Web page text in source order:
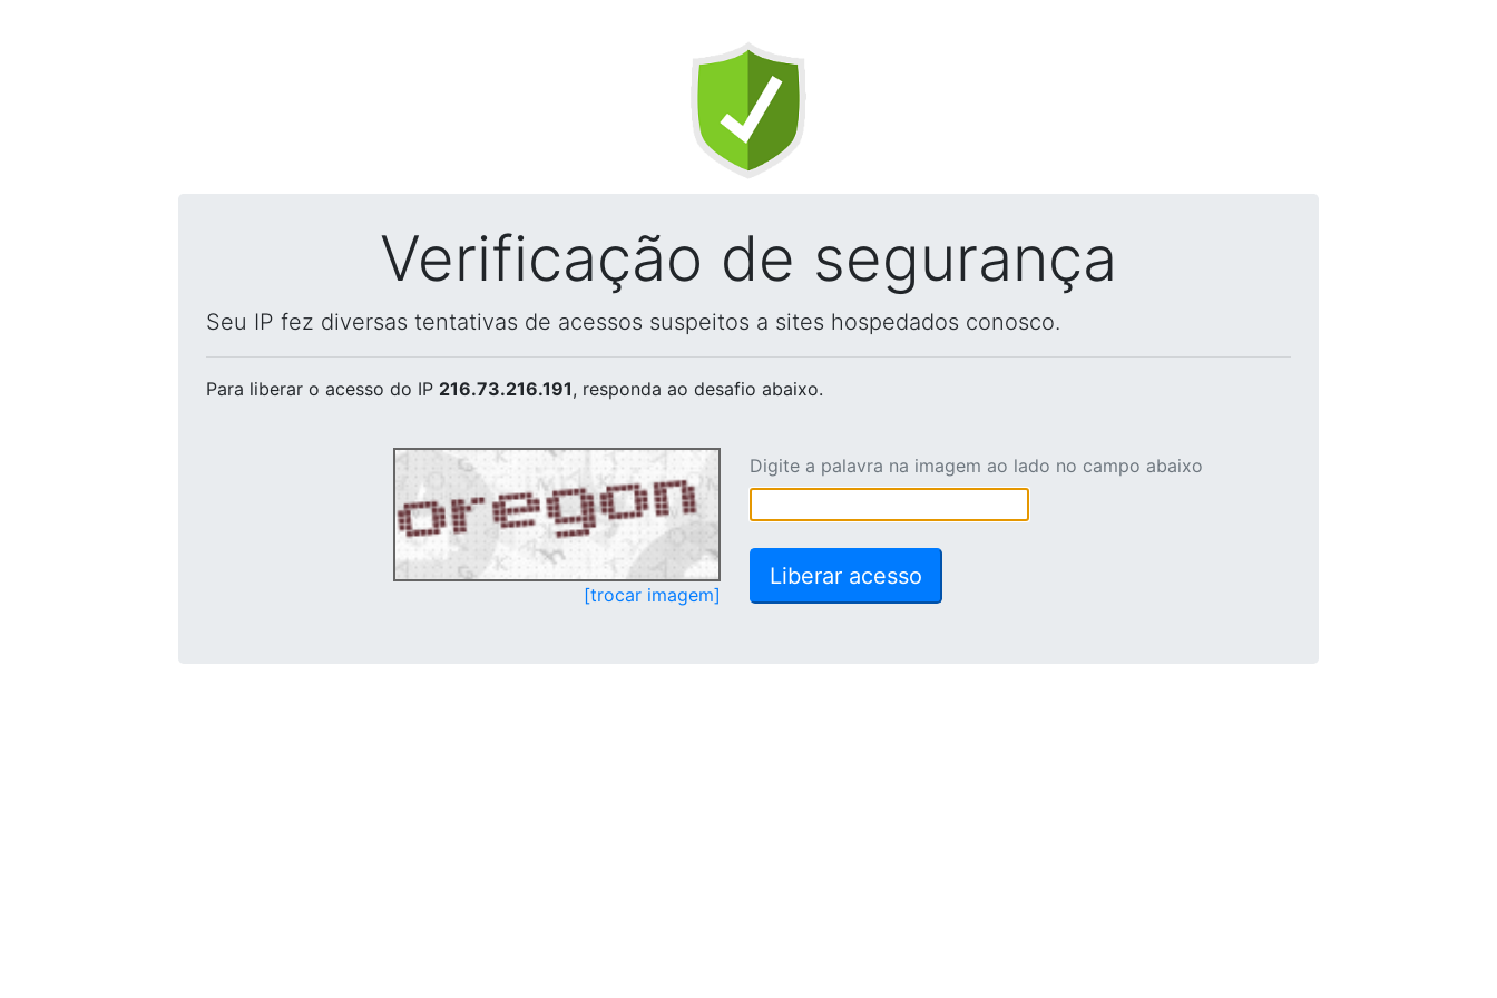
Verificação de segurança
Seu IP fez diversas tentativas de acessos suspeitos a sites hospedados conosco.
Para liberar o acesso do IP 216.73.216.191, responda ao desafio abaixo.
[trocar imagem]
Digite a palavra na imagem ao lado no campo abaixo